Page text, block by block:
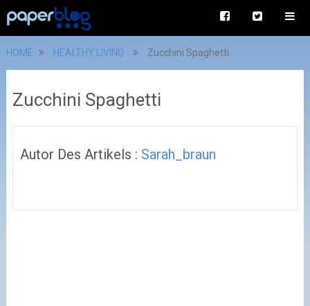
HOME HEALTHY LIVING Zucchini Spaghetti
Zucchini Spaghetti
Autor Des Artikels : Sarah_braun